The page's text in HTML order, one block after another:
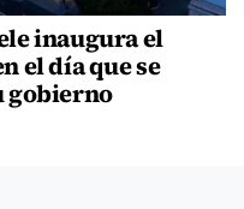
inaugura el
el día que se
gobierno